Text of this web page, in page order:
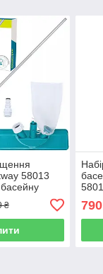
58013
₴ 790